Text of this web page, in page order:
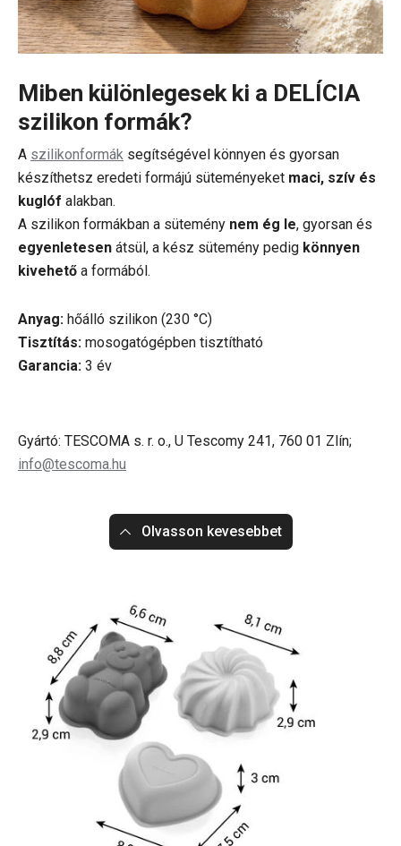
Miben különlegesek ki a DELÍCIA
szilikon formák?
A szilikonformák segítségével könnyen és gyorsan
készíthetsz eredeti formájú süteményeket maci, szív és
kuglóf alakban.
A szilikon formákban a sütemény nem ég le, gyorsan és
egyenletesen átsül, a kész sütemény pedig könnyen
kivehető a formából.
Anyag: hőálló szilikon (230 °C)
Tisztítás: mosogatógépben tisztítható
Garancia: 3 év
Gyártó: TESCOMA s. r. o., U Tescomy 241, 760 01 Zlín;
info@tescoma.hu
Olvasson kevesebbet